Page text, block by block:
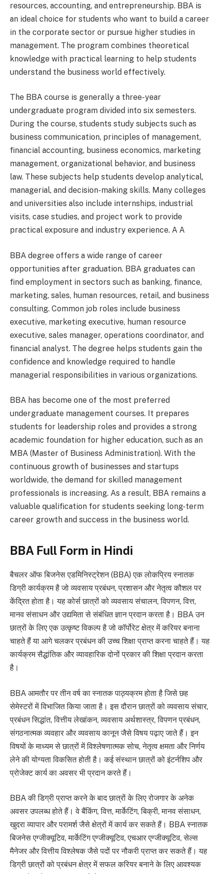
resources, accounting, and entrepreneurship. BBA is
an ideal choice for students who want to build a career
in the corporate sector or pursue higher studies in
management. The program combines theoretical
knowledge with practical learning to help students
understand the business world effectively.
The BBA course is generally a three-year
undergraduate program divided into six semesters.
During the course, students study subjects such as
business communication, principles of management,
financial accounting, business economics, marketing
management, organizational behavior, and business
law. These subjects help students develop analytical,
managerial, and decision-making skills. Many colleges
and universities also include internships, industrial
visits, case studies, and project work to provide
practical exposure and industry experience. A A
BBA degree offers a wide range of career
opportunities after graduation. BBA graduates can
find employment in sectors such as banking, finance,
marketing, sales, human resources, retail, and business
consulting. Common job roles include business
executive, marketing executive, human resource
executive, sales manager, operations coordinator, and
financial analyst. The degree helps students gain the
confidence and knowledge required to handle
managerial responsibilities in various organizations.
BBA has become one of the most preferred
undergraduate management courses. It prepares
students for leadership roles and provides a strong
academic foundation for higher education, such as an
MBA (Master of Business Administration). With the
continuous growth of businesses and startups
worldwide, the demand for skilled management
professionals is increasing. As a result, BBA remains a
valuable qualification for students seeking long-term
career growth and success in the business world.
BBA Full Form in Hindi
बैचलर ऑफ बिजनेस एडमिनिस्ट्रेशन (BBA) एक लोकप्रिय स्नातक
डिग्री कार्यक्रम है जो व्यवसाय प्रबंधन, प्रशासन और नेतृत्व कौशल पर
केंद्रित होता है। यह कोर्स छात्रों को व्यवसाय संचालन, विपणन, वित्त,
मानव संसाधन और उद्यमिता से संबंधित ज्ञान प्रदान करता है। BBA उन
छात्रों के लिए एक उत्कृष्ट विकल्प है जो कॉर्पोरेट क्षेत्र में करियर बनाना
चाहते हैं या आगे चलकर प्रबंधन की उच्च शिक्षा प्राप्त करना चाहते हैं। यह
कार्यक्रम सैद्धांतिक और व्यावहारिक दोनों प्रकार की शिक्षा प्रदान करता
है।
BBA आमतौर पर तीन वर्ष का स्नातक पाठ्यक्रम होता है जिसे छह
सेमेस्टरों में विभाजित किया जाता है। इस दौरान छात्रों को व्यवसाय संचार,
प्रबंधन सिद्धांत, वित्तीय लेखांकन, व्यवसाय अर्थशास्त्र, विपणन प्रबंधन,
संगठनात्मक व्यवहार और व्यवसाय कानून जैसे विषय पढ़ाए जाते हैं। इन
विषयों के माध्यम से छात्रों में विश्लेषणात्मक सोच, नेतृत्व क्षमता और निर्णय
लेने की योग्यता विकसित होती है। कई संस्थान छात्रों को इंटर्नशिप और
प्रोजेक्ट कार्य का अवसर भी प्रदान करते हैं।
BBA की डिग्री प्राप्त करने के बाद छात्रों के लिए रोजगार के अनेक
अवसर उपलब्ध होते हैं। वे बैंकिंग, वित्त, मार्केटिंग, बिक्री, मानव संसाधन,
खुदरा व्यापार और परामर्श जैसे क्षेत्रों में कार्य कर सकते हैं। BBA स्नातक
बिजनेस एग्जीक्यूटिव, मार्केटिंग एग्जीक्यूटिव, एचआर एग्जीक्यूटिव, सेल्स
मैनेजर और वित्तीय विश्लेषक जैसे पदों पर नौकरी प्राप्त कर सकते हैं। यह
डिग्री छात्रों को प्रबंधन क्षेत्र में सफल करियर बनाने के लिए आवश्यक